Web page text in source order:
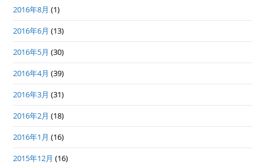
2016年8月 (1)
2016年6月 (13)
2016年5月 (30)
2016年4月 (39)
2016年3月 (31)
2016年2月 (18)
2016年1月 (16)
2015年12月 (16)